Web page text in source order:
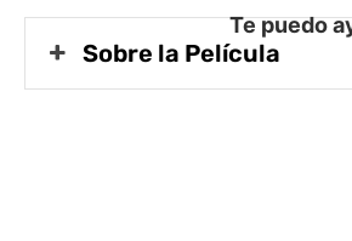
Sobre la Película
Te puedo